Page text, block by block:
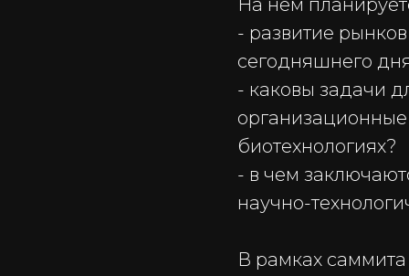
На нем
- развитие
сегодняшнего
- каковы задачи
биотехнологиях?
- в чем
научно-
В рамках